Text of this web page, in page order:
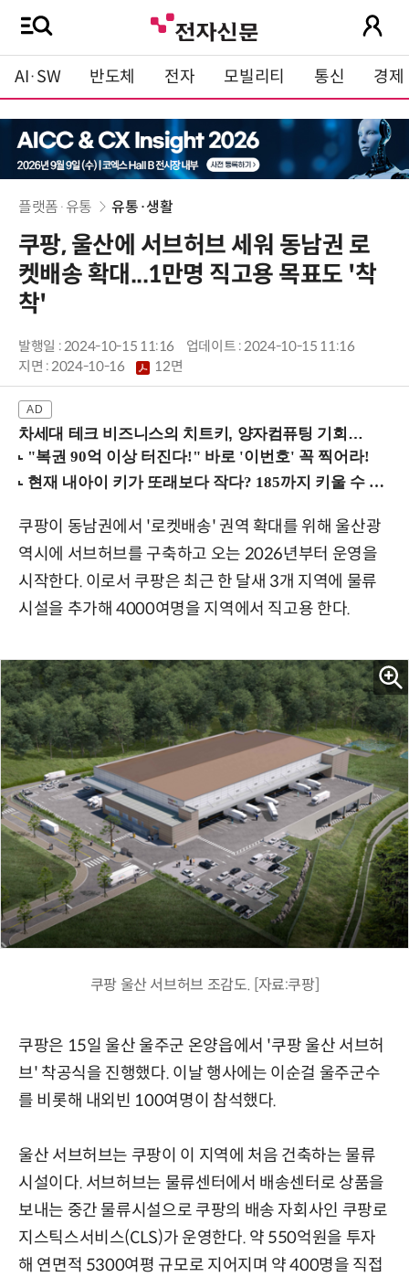
AI·SW 반도체 전자 모빌리티 통신 경제
플랫폼·유통 유통·생활
쿠팡, 울산에 서브허브 세워 동남권 로
켓배송 확대...1만명 직고용 목표도 '착
착'
발행일 : 2024-10-15 11:16
업데이트 : 2024-10-15 11:16
지면 :2024-10-16 12면
차세대 테크 비즈니스의 치트키, 양자컴퓨팅 기회를 선점하라! (8/28 강남역)
쿠팡이 동남권에서 '로켓배송' 권역 확대를 위해 울산광
역시에 서브허브를 구축하고 오는 2026년부터 운영을
시작한다. 이로서 쿠팡은 최근 한 달새 3개 지역에 물류
시설을 추가해 4000여명을 지역에서 직고용 한다.
쿠팡 울산 서브허브 조감도. [자료:쿠팡]
쿠팡은 15일 울산 울주군 온양읍에서 '쿠팡 울산 서브허
브' 착공식을 진행했다. 이날 행사에는 이순걸 울주군수
를 비롯해 내외빈 100여명이 참석했다.
울산 서브허브는 쿠팡이 이 지역에 처음 건축하는 물류
시설이다. 서브허브는 물류센터에서 배송센터로 상품을
보내는 중간 물류시설으로 쿠팡의 배송 자회사인 쿠팡로
지스틱스서비스(CLS)가 운영한다. 약 550억원을 투자
해 연면적 5300여평 규모로 지어지며 약 400명을 직접